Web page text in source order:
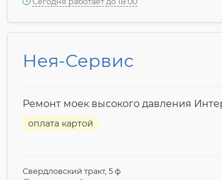
Нея-Сервис
Ремонт моек высокого давления
оплата картой
Свердловский тракт, 5 ф